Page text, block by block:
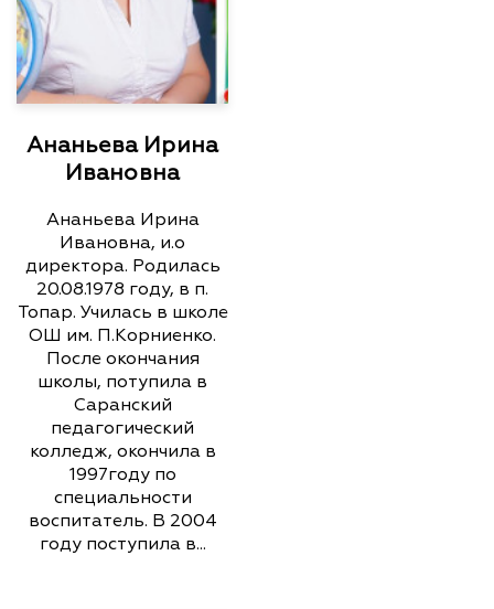
Ананьева Ирина
Ивановна
Ананьева Ирина
Ивановна, и.о
директора. Родилась
20.08.1978 году, в п.
Топар. Училась в школе
ОШ им. П.Корниенко.
После окончания
школы, потупила в
Саранский
педагогический
колледж, окончила в
1997году по
специальности
воспитатель. В 2004
году поступила в...